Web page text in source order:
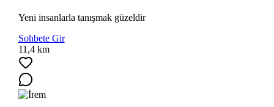
Yeni insanlarla tanışmak güzeldir
Sohbete Gir
11,4 km